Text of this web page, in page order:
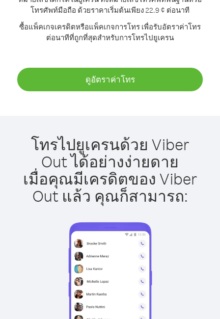
โทรศัพท์มือถือ ด้วยราคาเริ่มต้นเพียง 22.9 ¢ ต่อนาที
ซื้อแพ็คเกจเครดิตหรือแพ็คเกจการโทร เพื่อรับอัตราค่าโทร
ต่อนาทีที่ถูกที่สุดสำหรับการโทรไปยูเครน
ดูอัตราค่าโทร
โทรไปยูเครนด้วย Viber
Out ได้อย่างง่ายดาย
เมื่อคุณมีเครดิตของ Viber
Out แล้ว คุณก็สามารถ: